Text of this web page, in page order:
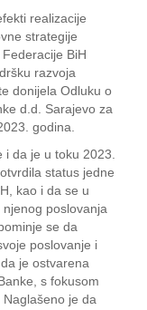
realizacije
strategije
BiH
razvoja
donijela Odluku o
d.d. Sarajevo za
godina.
da je u toku 2023.
status jedne
kao i da se u
poslovanja
se da
poslovanje i
je ostvarena
s fokusom
je da